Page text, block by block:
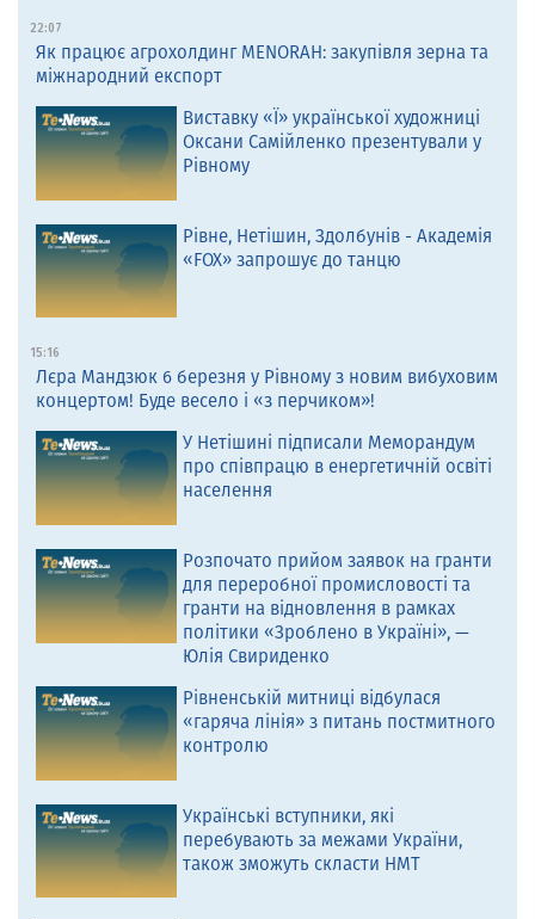
22:07
Як працює агрохолдинг MENORAH: закупівля зерна та
міжнародний експорт
Виставку «Ї» української художниці
Оксани Самійленко презентували у
Рівному
Рівне, Нетішин, Здолбунів - Академія
«FOX» запрошує до танцю
15:16
Лєра Мандзюк 6 березня у Рівному з новим вибуховим
концертом! Буде весело і «з перчиком»!
У Нетішині підписали Меморандум
про співпрацю в енергетичній освіті
населення
Розпочато прийом заявок на гранти
для переробної промисловості та
гранти на відновлення в рамках
політики «Зроблено в Україні», —
Юлія Свириденко
Рівненській митниці відбулася
«гаряча лінія» з питань постмитного
контролю
Українські вступники, які
перебувають за межами України,
також зможуть скласти НМТ